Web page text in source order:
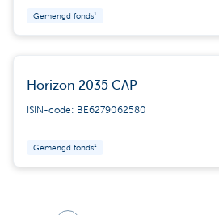
Gemengd fonds¹
Horizon 2035 CAP
ISIN-code: BE6279062580
Gemengd fonds¹